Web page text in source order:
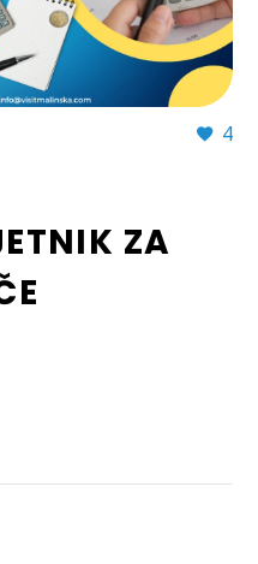
4
ZA